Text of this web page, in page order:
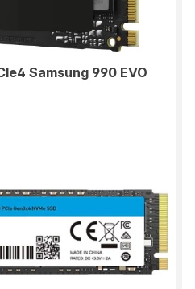
Samsung 990 EVO